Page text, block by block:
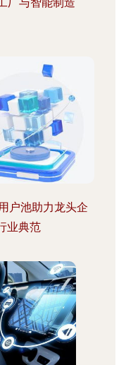
户池助力龙头企
业典范